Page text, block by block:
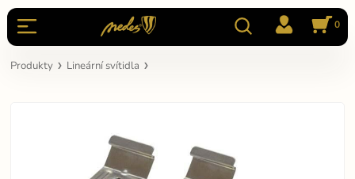
0
Produkty Lineární svítidla